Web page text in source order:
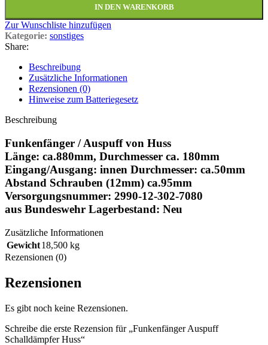
IN DEN WARENKORB
Zur Wunschliste hinzufügen
Kategorie: sonstiges
Share:
Beschreibung
Zusätzliche Informationen
Rezensionen (0)
Hinweise zum Batteriegesetz
Beschreibung
Funkenfänger / Auspuff von Huss
Länge: ca.880mm, Durchmesser ca. 180mm
Eingang/Ausgang: innen Durchmesser: ca.50mm
Abstand Schrauben (12mm) ca.95mm
Versorgungsnummer: 2990-12-302-7080
aus Bundeswehr Lagerbestand: Neu
Zusätzliche Informationen
Gewicht18,500 kg
Rezensionen (0)
Rezensionen
Es gibt noch keine Rezensionen.
Schreibe die erste Rezension für „Funkenfänger Auspuff
Schalldämpfer Huss“